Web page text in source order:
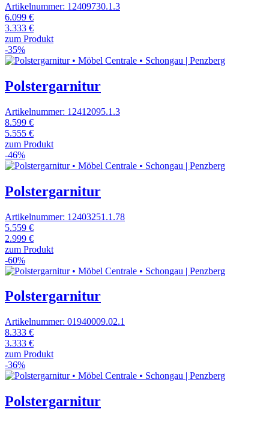
Artikelnummer: 12409730.1.3
6.099 €
3.333 €
zum Produkt
-35%
Polstergarnitur
Artikelnummer: 12412095.1.3
8.599 €
5.555 €
zum Produkt
-46%
Polstergarnitur
Artikelnummer: 12403251.1.78
5.559 €
2.999 €
zum Produkt
-60%
Polstergarnitur
Artikelnummer: 01940009.02.1
8.333 €
3.333 €
zum Produkt
-36%
Polstergarnitur